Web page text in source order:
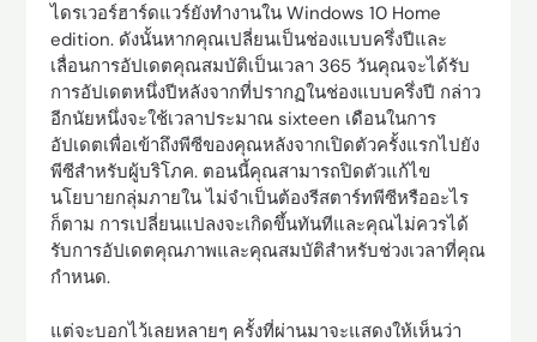
ไดรเวอร์ฮาร์ดแวร์ยังทำงานใน Windows 10 Home
edition. ดังนั้นหากคุณเปลี่ยนเป็นช่องแบบครึ่งปีและ
เลื่อนการอัปเดตคุณสมบัติเป็นเวลา 365 วันคุณจะได้รับ
การอัปเดตหนึ่งปีหลังจากที่ปรากฏในช่องแบบครึ่งปี กล่าว
อีกนัยหนึ่งจะใช้เวลาประมาณ sixteen เดือนในการ
อัปเดตเพื่อเข้าถึงพีซีของคุณหลังจากเปิดตัวครั้งแรกไปยัง
พีซีสำหรับผู้บริโภค. ตอนนี้คุณสามารถปิดตัวแก้ไข
นโยบายกลุ่มภายใน ไม่จำเป็นต้องรีสตาร์ทพีซีหรืออะไร
ก็ตาม การเปลี่ยนแปลงจะเกิดขึ้นทันทีและคุณไม่ควรได้
รับการอัปเดตคุณภาพและคุณสมบัติสำหรับช่วงเวลาที่คุณ
กำหนด.
แต่จะบอกไว้เลยหลายๆ ครั้งที่ผ่านมาจะแสดงให้เห็นว่า